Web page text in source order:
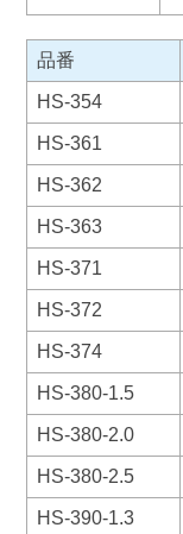
品番
HS-354
HS-361
HS-362
HS-363
HS-371
HS-372
HS-374
HS-380-1.5
HS-380-2.0
HS-380-2.5
HS-390-1.3